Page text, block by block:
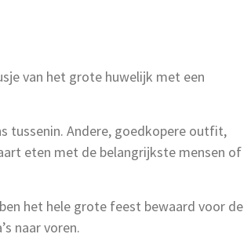
van het grote huwelijk met een
tussenin. Andere, goedkopere outfit,
eten met de belangrijkste mensen of
het hele grote feest bewaard voor de
naar voren.